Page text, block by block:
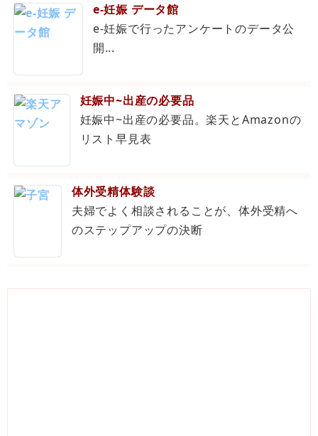
e-妊娠 データ館
e-妊娠で行ったアンケートのデータ公
開...
妊娠中~出産の必要品
妊娠中~出産の必要品。楽天とAmazonの
リスト早見表
体外受精体験談
夫婦でよく相談されることが、体外受精へ
のステップアップの決断